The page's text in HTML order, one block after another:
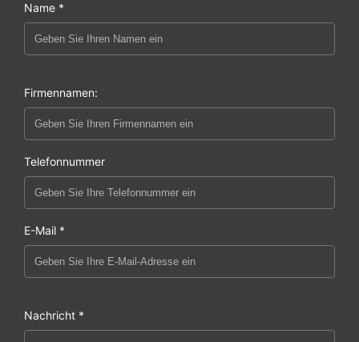
Name *
Firmennamen:
Telefonnummer
E-Mail *
Nachricht *